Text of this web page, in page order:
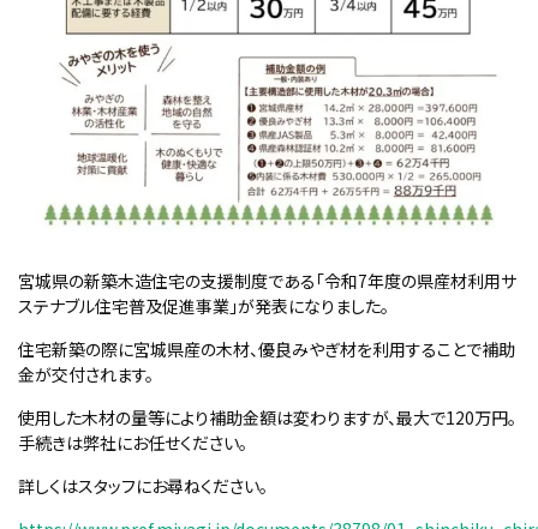
宮城県の新築木造住宅の支援制度である「令和7年度の県産材利用サ
ステナブル住宅普及促進事業」が発表になりました。
住宅新築の際に宮城県産の木材、優良みやぎ材を利用することで補助
金が交付されます。
使用した木材の量等により補助金額は変わりますが、最大で120万円。
手続きは弊社にお任せください。
詳しくはスタッフにお尋ねください。